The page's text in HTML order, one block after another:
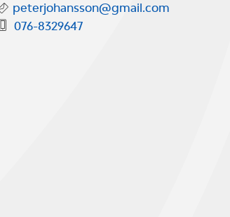
peterjohansson@gmail.com
076-8329647